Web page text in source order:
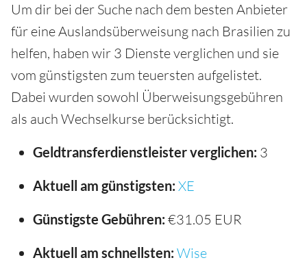
Um dir bei der Suche nach dem besten Anbieter
für eine Auslandsüberweisung nach Brasilien zu
helfen, haben wir 3 Dienste verglichen und sie
vom günstigsten zum teuersten aufgelistet.
Dabei wurden sowohl Überweisungsgebühren
als auch Wechselkurse berücksichtigt.
Geldtransferdienstleister verglichen: 3
Aktuell am günstigsten: XE
Günstigste Gebühren: €31.05 EUR
Aktuell am schnellsten: Wise